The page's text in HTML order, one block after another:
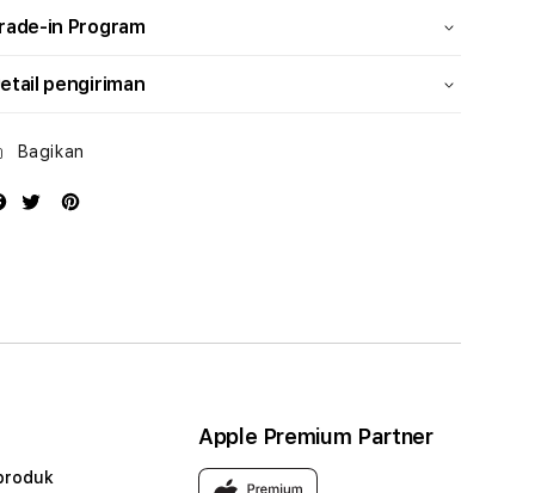
in Program
pengiriman
Bagikan
Apple Premium Partner